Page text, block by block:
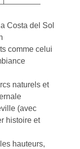
Costa del Sol
comme celui
naturels et
(avec
histoire et
hauteurs,